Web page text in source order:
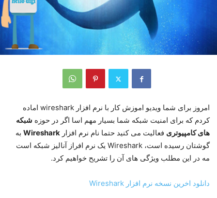
امروز برای شما ویدیو اموزش کار با نرم افزار wireshark اماده
کردم که برای امنیت شبکه شما بسیار مهم اسا اگر در حوزه شبکه
های کامپیوتری فعالیت می کنید حتما نام نرم افزار Wireshark به
گوشتان رسیده است، Wireshark یک نرم افراز آنالیز شبکه است
مه در این مطلب ویژگی های آن را تشریح خواهیم کرد.
دانلود اخرین نسخه نرم افزار Wireshark